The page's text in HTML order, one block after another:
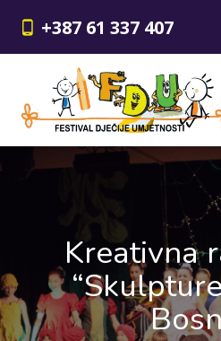
+387 61 337 407
Kreativna